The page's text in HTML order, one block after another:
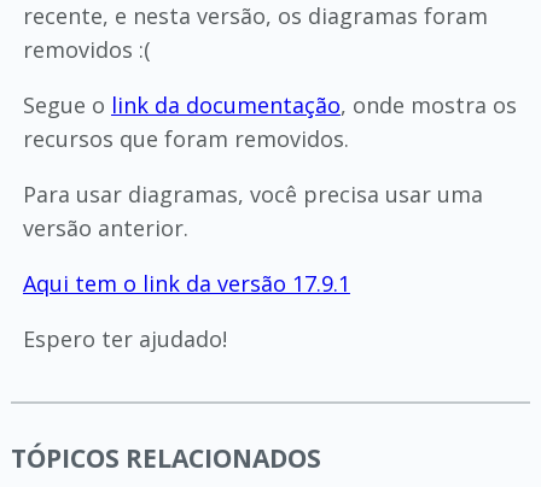
recente, e nesta versão, os diagramas foram
removidos :(
Segue o link da documentação, onde mostra os
recursos que foram removidos.
Para usar diagramas, você precisa usar uma
versão anterior.
Aqui tem o link da versão 17.9.1
Espero ter ajudado!
TÓPICOS RELACIONADOS